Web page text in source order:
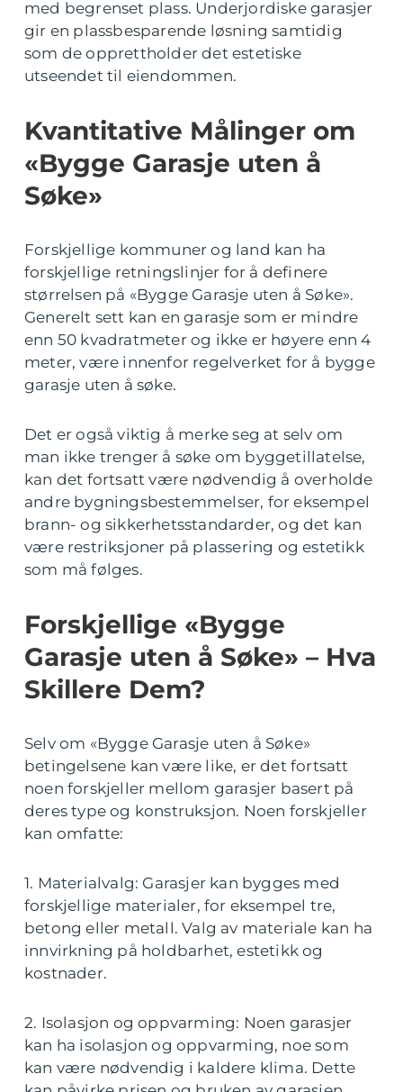
med begrenset plass. Underjordiske garasjer
gir en plassbesparende løsning samtidig
som de opprettholder det estetiske
utseendet til eiendommen.
Kvantitative Målinger om
«Bygge Garasje uten å
Søke»
Forskjellige kommuner og land kan ha
forskjellige retningslinjer for å definere
størrelsen på «Bygge Garasje uten å Søke».
Generelt sett kan en garasje som er mindre
enn 50 kvadratmeter og ikke er høyere enn 4
meter, være innenfor regelverket for å bygge
garasje uten å søke.
Det er også viktig å merke seg at selv om
man ikke trenger å søke om byggetillatelse,
kan det fortsatt være nødvendig å overholde
andre bygningsbestemmelser, for eksempel
brann- og sikkerhetsstandarder, og det kan
være restriksjoner på plassering og estetikk
som må følges.
Forskjellige «Bygge
Garasje uten å Søke» – Hva
Skillere Dem?
Selv om «Bygge Garasje uten å Søke»
betingelsene kan være like, er det fortsatt
noen forskjeller mellom garasjer basert på
deres type og konstruksjon. Noen forskjeller
kan omfatte:
1. Materialvalg: Garasjer kan bygges med
forskjellige materialer, for eksempel tre,
betong eller metall. Valg av materiale kan ha
innvirkning på holdbarhet, estetikk og
kostnader.
2. Isolasjon og oppvarming: Noen garasjer
kan ha isolasjon og oppvarming, noe som
kan være nødvendig i kaldere klima. Dette